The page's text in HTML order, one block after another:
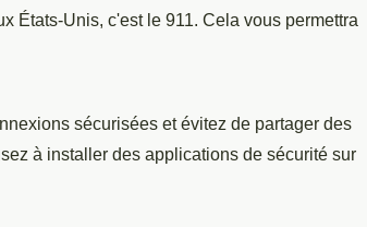
États-Unis, c'est le 911. Cela vous permettra
sécurisées et évitez de partager des
à installer des applications de sécurité sur